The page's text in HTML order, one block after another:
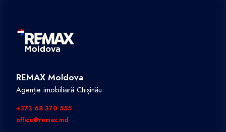
REMAX Moldova
Agenție imobiliară Chișinău
+373 68 370 555
office@remax.md